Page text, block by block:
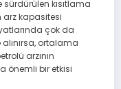
kısıtlama
arz kapasitesi
çok da
ortalama
arzının
önemli bir etkisi